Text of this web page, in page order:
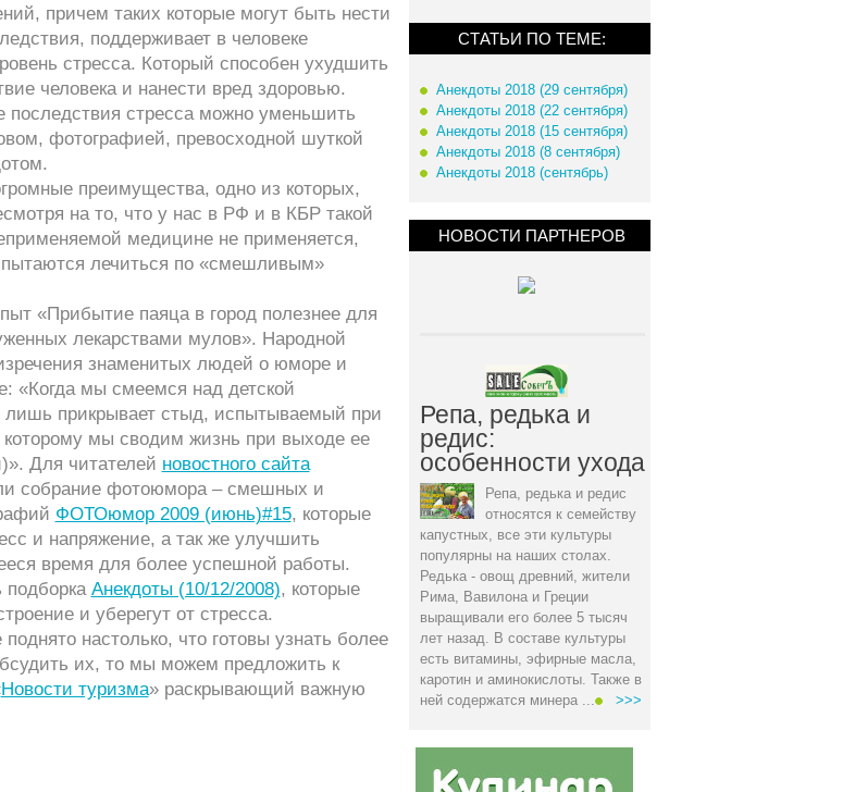
причем таких которые могут быть нести
поддерживает в человеке
стресса. Который способен ухудшить
человека и нанести вред здоровью.
последствия стресса можно уменьшить
фотографией, превосходной шуткой
преимущества, одно из которых,
на то, что у нас в РФ и в КБР такой
медицине не применяется,
лечиться по «смешливым»
«Прибытие паяца в город полезнее для
лекарствами мулов». Народной
знаменитых людей о юморе и
«Когда мы смеемся над детской
прикрывает стыд, испытываемый при
которому мы сводим жизнь при выходе ее
Для читателей новостного сайта
собрание фотоюмора – смешных и
ФОТОюмор 2009 (июнь)#15, которые
и напряжение, а так же улучшить
время для более успешной работы.
подборка Анекдоты (10/12/2008), которые
и уберегут от стресса.
настолько, что готовы узнать более
их, то мы можем предложить к
Новости туризма» раскрывающий важную
СТАТЬИ ПО ТЕМЕ:
Анекдоты 2018 (29 сентября)
Анекдоты 2018 (22 сентября)
Анекдоты 2018 (15 сентября)
Анекдоты 2018 (8 сентября)
Анекдоты 2018 (сентябрь)
НОВОСТИ ПАРТНЕРОВ
Репа, редька и
редис:
особенности ухода
Репа, редька и редис
относятся к семейству
капустных, все эти культуры
популярны на наших столах.
Редька - овощ древний, жители
Рима, Вавилона и Греции
выращивали его более 5 тысяч
лет назад. В составе культуры
есть витамины, эфирные масла,
каротин и аминокислоты. Также в
ней содержатся минера ...
>>>